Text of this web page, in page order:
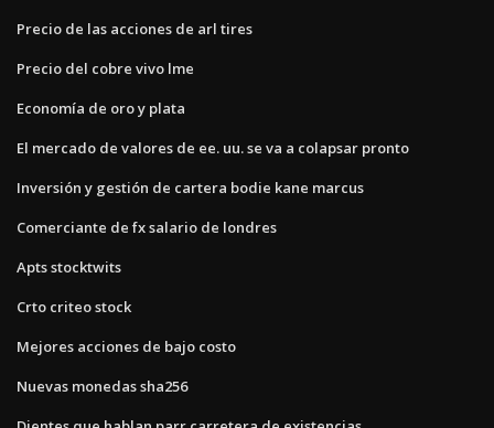
Precio de las acciones de arl tires
Precio del cobre vivo lme
Economía de oro y plata
El mercado de valores de ee. uu. se va a colapsar pronto
Inversión y gestión de cartera bodie kane marcus
Comerciante de fx salario de londres
Apts stocktwits
Crto criteo stock
Mejores acciones de bajo costo
Nuevas monedas sha256